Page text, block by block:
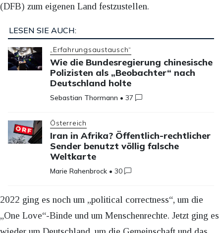
(DFB) zum eigenen Land festzustellen.
LESEN SIE AUCH:
„Erfahrungsaustausch“
Wie die Bundesregierung chinesische
Polizisten als „Beobachter“ nach
Deutschland holte
Sebastian Thormann •37
Österreich
Iran in Afrika? Öffentlich-rechtlicher
Sender benutzt völlig falsche
Weltkarte
Marie Rahenbrock •30
2022 ging es noch um „political correctness“, um die
„One Love“-Binde und um Menschenrechte. Jetzt ging es